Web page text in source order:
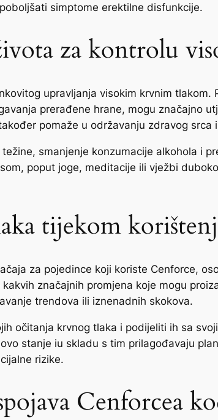
simptome erektilne disfunkcije.
za kontrolu
upravljanja visokim krvnim
prerađene hrane, mogu značajno
pomaže u održavanju zdravog srca
smanjenje konzumacije alkohola i
poput joge, meditacije ili vježbi
tijekom
za pojedince koji koriste Cenforce,
značajnih promjena koje mogu
trendova ili iznenadnih skokova.
očitanja krvnog tlaka i podijeliti ih sa
stanje iu skladu s tim prilagođavaju
rizike.
Cenforcea